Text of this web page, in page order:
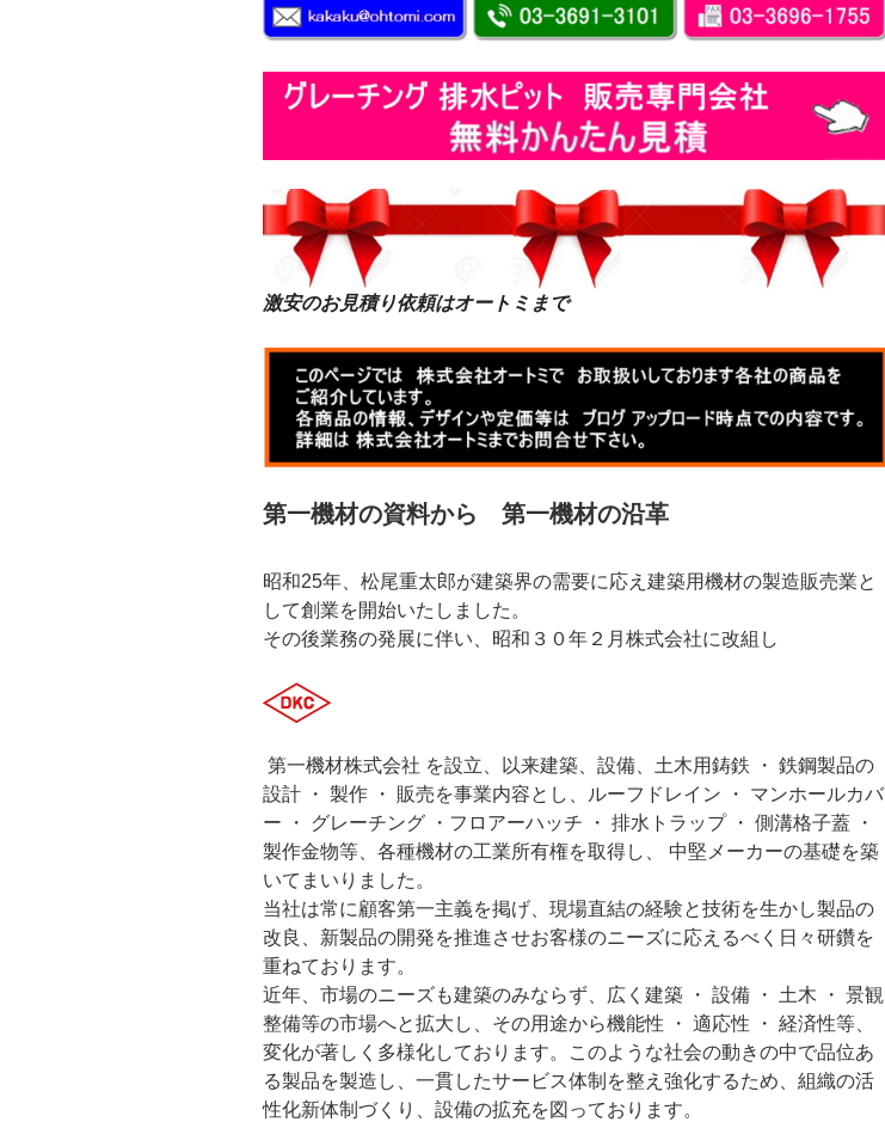
激安のお見積り依頼はオートミまで
第一機材の資料から 第一機材の沿革
昭和25年、松尾重太郎が建築界の需要に応え建築用機材の製造販売業と
して創業を開始いたしました。
その後業務の発展に伴い、昭和３０年２月株式会社に改組し
第一機材株式会社 を設立、以来建築、設備、土木用鋳鉄 ・ 鉄鋼製品の
設計 ・ 製作 ・ 販売を事業内容とし、ルーフドレイン ・ マンホールカバ
ー ・ グレーチング ・フロアーハッチ ・ 排水トラップ ・ 側溝格子蓋 ・
製作金物等、各種機材の工業所有権を取得し、 中堅メーカーの基礎を築
いてまいりました。
当社は常に顧客第一主義を掲げ、現場直結の経験と技術を生かし製品の
改良、新製品の開発を推進させお客様のニーズに応えるべく日々研鑽を
重ねております。
近年、市場のニーズも建築のみならず、広く建築 ・ 設備 ・ 土木 ・ 景観
整備等の市場へと拡大し、その用途から機能性 ・ 適応性 ・ 経済性等、
変化が著しく多様化しております。このような社会の動きの中で品位あ
る製品を製造し、一貫したサービス体制を整え強化するため、組織の活
性化新体制づくり、設備の拡充を図っております。